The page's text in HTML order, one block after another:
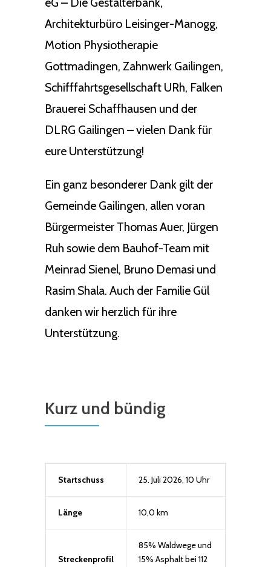
Architekturbüro Leisinger-Manogg,
Motion Physiotherapie
Gottmadingen, Zahnwerk Gailingen,
Schifffahrtsgesellschaft URh, Falken
Brauerei Schaffhausen und der
DLRG Gailingen – vielen Dank für
eure Unterstützung!
Ein ganz besonderer Dank gilt der
Gemeinde Gailingen, allen voran
Bürgermeister Thomas Auer, Jürgen
Ruh sowie dem Bauhof-Team mit
Meinrad Sienel, Bruno Demasi und
Rasim Shala. Auch der Familie Gül
danken wir herzlich für ihre
Unterstützung.
Kurz und bündig
Startschuss 25. Juli 2026, 10 Uhr
Länge 10,0 km
Streckenprofil
85% Waldwege und
15% Asphalt bei 112